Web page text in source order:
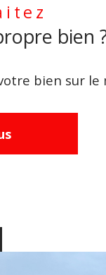
bien
bien sur le